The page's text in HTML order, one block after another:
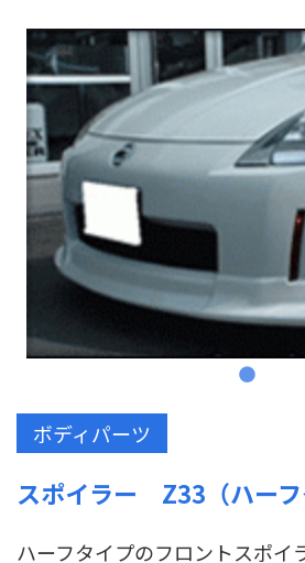
ボディパーツ
スポイラー Z33（ハーフ
ハーフタイプのフロントスポイ